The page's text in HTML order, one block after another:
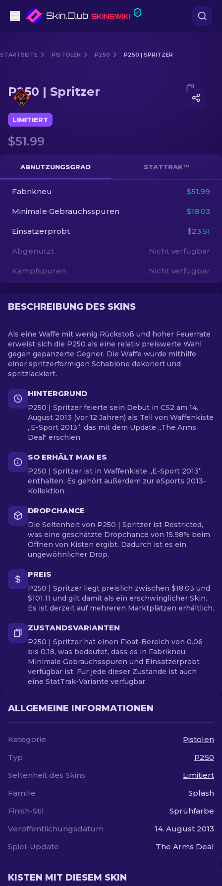
Gewehr
Scharfschützengewehr
Messer
Handschuh
Kisten
Andere
STARTSEITE PISTOLEN P250 P250 | SPRITZER
Media of P250 | Spritzer
P250 | Spritzer
LIMITIERT
$51.99
ABNUTZUNGSGRAD STATTRAK™
Fabrikneu $51.99
Minimale Gebrauchsspuren $18.03
Einsatzerprobt $23.51
Abgenutzt Nicht verfügbar
Kampfspuren Nicht verfügbar
BESCHREIBUNG DES SKINS
Als eine Waffe mit wenig Rückstoß und hoher Feuerrate
erweist sich die P250 als eine relativ preiswerte Wahl
gegen gepanzerte Gegner. Die Waffe wurde mithilfe
einer spritzerförmigen Schablone dekoriert und
spritzlackiert.
HINTERGRUND
P250 | Spritzer feierte sein Debüt in CS2 am 14.
August 2013 (vor 12 Jahren) als Teil von Waffenkiste
„E-Sport 2013“, das mit dem Update „The Arms
Deal" erschien.
SO ERHÄLT MAN ES
P250 | Spritzer ist in Waffenkiste „E-Sport 2013“
enthalten. Es gehört außerdem zur eSports 2013-
Kollektion.
DROPCHANCE
Die Seltenheit von P250 | Spritzer ist Restricted,
was eine geschätzte Dropchance von 15.98% beim
Öffnen von Kisten ergibt. Dadurch ist es ein
ungewöhnlicher Drop.
PREIS
P250 | Spritzer liegt preislich zwischen $18.03 und
$101.11 und gilt damit als ein erschwinglicher Skin.
Es ist derzeit auf mehreren Marktplätzen erhältlich.
ZUSTANDSVARIANTEN
P250 | Spritzer hat einen Float-Bereich von 0.06
bis 0.18, was bedeutet, dass es in Fabrikneu,
Minimale Gebrauchsspuren und Einsatzerprobt
verfügbar ist. Für jede dieser Zustände ist auch
eine StatTrak-Variante verfügbar.
ALLGEMEINE INFORMATIONEN
Kategorie
Pistolen
Typ
P250
Seltenheit des Skins
Limitiert
Familie
Splash
Finish-Stil
Sprühfarbe
Veröffentlichungsdatum
14. August 2013
Spiel-Update
The Arms Deal
KISTEN MIT DIESEM SKIN